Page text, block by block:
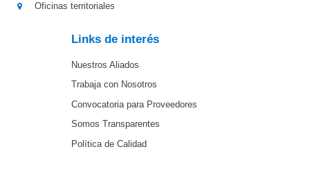
Oficinas territoriales
Links de interés
Nuestros Aliados
Trabaja con Nosotros
Convocatoria para Proveedores
Somos Transparentes
Política de Calidad